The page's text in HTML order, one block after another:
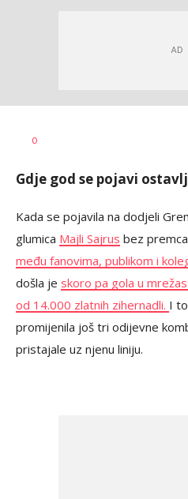
AUTOR
0
Gdje god se pojavi
Kada se pojavila na dodjeli
glumica Majli Sajrus bez
među fanovima, publikom i
došla je skoro pa gola u
od 14.000 zlatnih zihernadli. I
promijenila još tri odijevne
pristajale uz njenu liniju.